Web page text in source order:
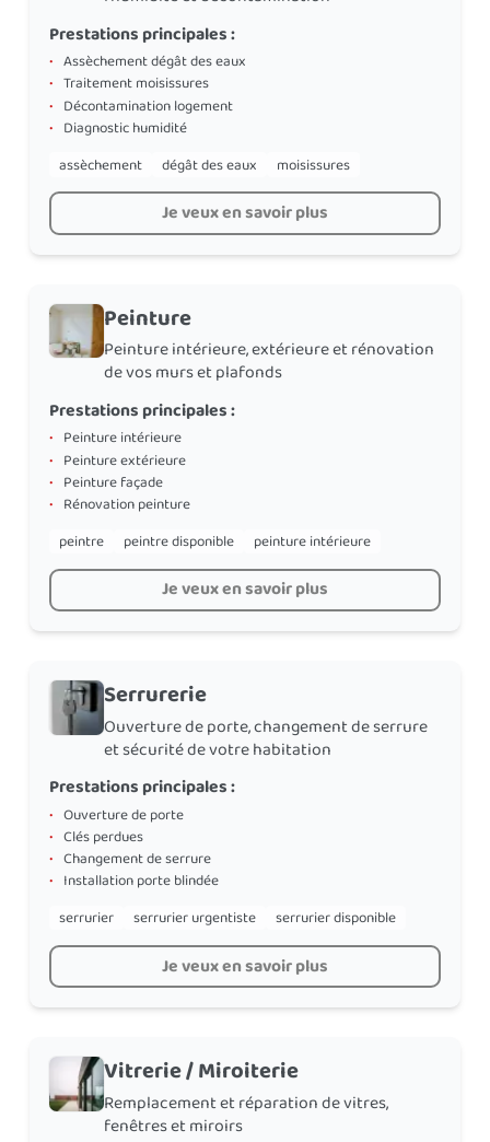
Prestations principales :
• Assèchement dégât des eaux
• Traitement moisissures
• Décontamination logement
• Diagnostic humidité
assèchement
dégât des eaux moisissures
Je veux en savoir plus
Peinture
Peinture intérieure, extérieure et rénovation
de vos murs et plafonds
Prestations principales :
• Peinture intérieure
• Peinture extérieure
• Peinture façade
• Rénovation peinture
peintre
peintre disponible peinture intérieure
Je veux en savoir plus
Serrurerie
Ouverture de porte, changement de serrure
et sécurité de votre habitation
Prestations principales :
• Ouverture de porte
• Clés perdues
• Changement de serrure
• Installation porte blindée
serrurier
serrurier urgentiste serrurier disponible
Je veux en savoir plus
Vitrerie / Miroiterie
Remplacement et réparation de vitres,
fenêtres et miroirs